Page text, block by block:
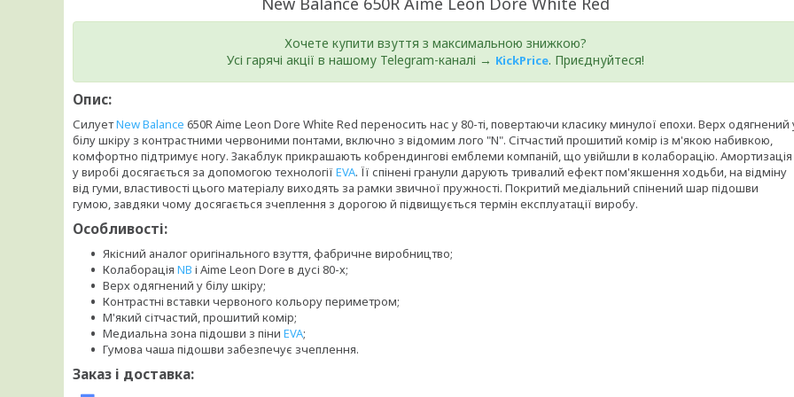
Хочете купити взуття з максимальною знижкою?
Усі гарячі акції в нашому Telegram-каналі → KickPrice. Приєднуйтеся!
Опис:
СилуетNew Balance 650R Aime Leon Dore White Red переносить нас у 80-ті, повертаючи класику минулої епохи. Верх одягнений
білу шкіру з контрастними червоними понтами, включно з відомим лого "N". Сітчастий прошитий комір із м'якою набивкою,
комфортно підтримує ногу. Закаблук прикрашають кобрендингові емблеми компаній, що увійшли в колаборацію. Амортизація
у виробі досягається за допомогою технології EVA. Її спінені гранули дарують тривалий ефект пом'якшення ходьби, на відміну
від гуми, властивості цього матеріалу виходять за рамки звичної пружності. Покритий медіальний спінений шар підошви
гумою, завдяки чому досягається зчеплення з дорогою й підвищується термін експлуатації виробу.
Особливості:
Якісний аналог оригінального взуття, фабричне виробництво;
Колаборація NB і Aime Leon Dore в дусі 80-х;
Верх одягнений у білу шкіру;
Контрастні вставки червоного кольору периметром;
М'який сітчастий, прошитий комір;
Медиальна зона підошви з піни EVA;
Гумова чаша підошви забезпечує зчеплення.
Заказ і доставка: